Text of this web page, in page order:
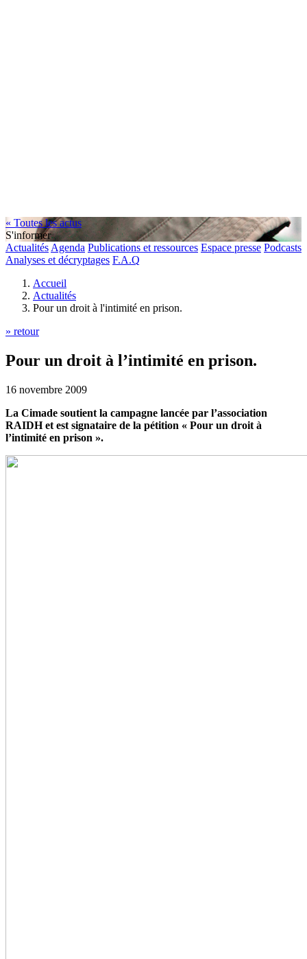
« Toutes les actus
S'informer
Actualités Agenda Publications et ressources Espace presse Podcasts
Analyses et décryptages F.A.Q
Accueil
Actualités
Pour un droit à l'intimité en prison.
» retour
Pour un droit à l’intimité en prison.
16 novembre 2009
La Cimade soutient la campagne lancée par l’association
RAIDH et est signataire de la pétition « Pour un droit à
l’intimité en prison ».